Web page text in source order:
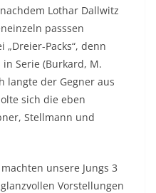
Lothar Dallwitz
passsen
„Dreier-Packs“, denn
Serie (Burkard, M.
langte der Gegner aus
sich die eben
Stellmann und
unsere Jungs 3
Vorstellungen